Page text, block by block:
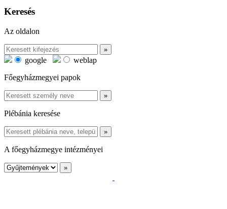
Keresés
Az oldalon
google
weblap
Főegyházmegyei papok
Plébánia keresése
A főegyházmegye intézményei